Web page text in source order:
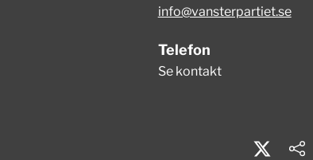
info@vansterpartiet.se
Telefon
Se kontakt